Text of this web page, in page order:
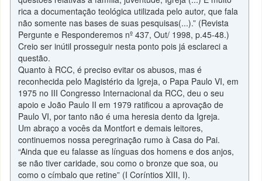
rica a documentação teológica utilizada pelo autor, que fala
não somente nas bases de suas pesquisas(...).” (Revista
Pergunte e Responderemos nº 437, Out/ 1998, p.45-48.)
Creio ser inútil prosseguir nesta ponto pois já esclareci a
questão.
Quanto à RCC, é preciso evitar os abusos, mas é
reconhecida pelo Magistério da Igreja, o Papa Paulo VI, em
1975 no III Congresso Internacional da RCC, deu o seu
apoio e João Paulo II em 1979 ratificou a aprovação de
Paulo VI, por tanto não é uma heresia dento da Igreja.
Um abraço a vocês da Montfort e demais leitores,
continuemos nossa peregrinação rumo à Casa do Pai.
“Ainda que eu falasse as línguas dos homens e dos anjos,
se não tiver caridade, sou como o bronze que soa, ou
como o címbalo que retine” (I Coríntios XIII, I).